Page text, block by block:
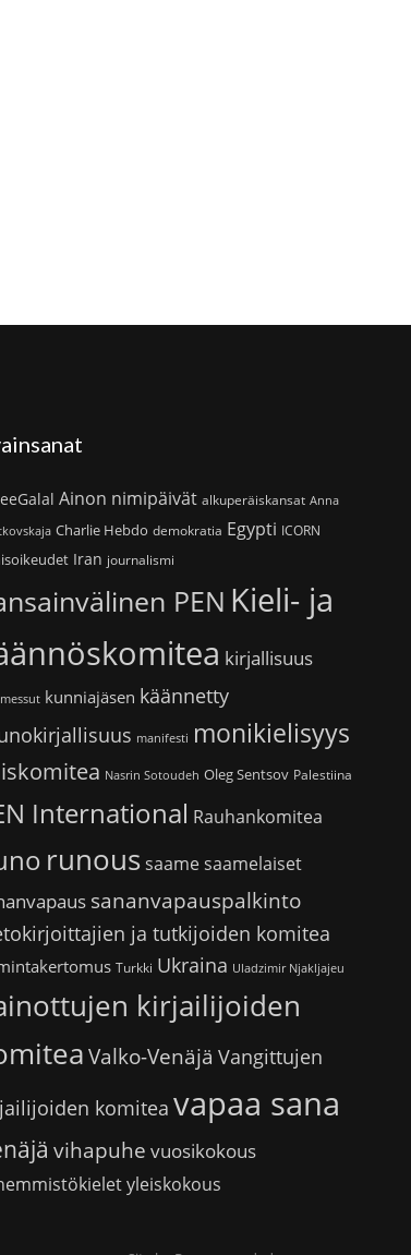
Ainon nimipäivät alkuperäiskansat Anna
Charlie Hebdo demokratia Egypti ICORN
Iran journalismi
PEN Kieli- ja
kirjallisuus
kunniajäsen käännetty
manifesti monikielisyys
Nasrin Sotoudeh Oleg Sentsov Palestiina
International Rauhankomitea
runoussaamesaamelaiset
sananvapauspalkinto
ja tutkijoiden komitea
Turkki Ukraina Uladzimir Njakljajeu
kirjailijoiden
Valko-Venäjä Vangittujen
komitea vapaa sana
vihapuhe vuosikokous
yleiskokous